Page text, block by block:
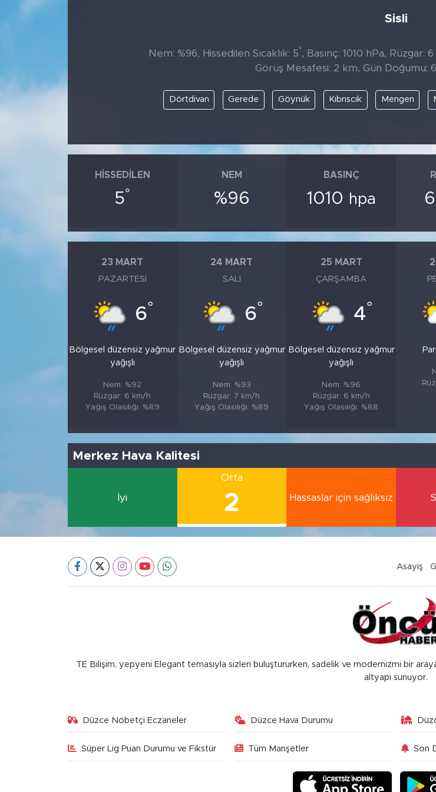
Sisli
Nem: %96, Hissedilen Sıcaklık: 5°, Basınç: 1010 hPa, Rüzgar:
Görüş Mesafesi: 2 km, Gün Doğumu:
Dörtdivan Gerede Göynük Kıbrıscık Mengen
HISSEDILEN
5°
NEM
%96
BASINÇ
1010 hpa 6
23 MART
PAZARTESI
6°
Bölgesel düzensiz yağmur
yağışlı
Nem: %92
Rüzgar: 6 km/h
Yağış Olasılığı: %89
24 MART
SALI
6°
Bölgesel düzensiz yağmur
yağışlı
Nem: %93
Rüzgar: 7 km/h
Yağış Olasılığı: %89
25 MART
ÇARŞAMBA
4°
Bölgesel düzensiz yağmur
yağışlı
Nem: %96
Rüzgar: 6 km/h
Yağış Olasılığı: %88
Merkez Hava Kalitesi
İyi
Orta
2 Hassaslar için sağlıksız
Asayiş
TE Bilişim, yepyeni Elegant temasıyla sizleri buluştururken, sadelik ve modernizmi bir
altyapı sunuyor.
Düzce Nöbetçi Eczaneler Düzce Hava Durumu
Süper Lig Puan Durumu ve Fikstür Tüm Manşetler Son